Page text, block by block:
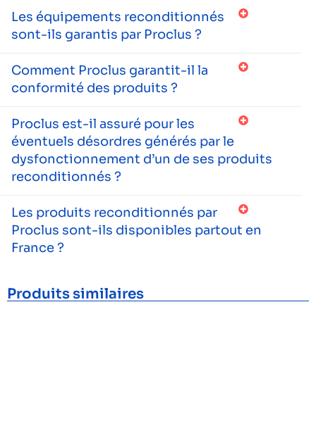
Les équipements reconditionnés
sont-ils garantis par Proclus ?
Comment Proclus garantit-il la
conformité des produits ?
Proclus est-il assuré pour les
éventuels désordres générés par le
dysfonctionnement d’un de ses produits
reconditionnés ?
Les produits reconditionnés par
Proclus sont-ils disponibles partout en
France ?
Produits similaires